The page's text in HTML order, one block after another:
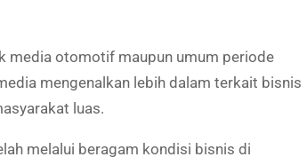
media otomotif maupun umum periode
mengenalkan lebih dalam terkait bisnis
luas.
melalui beragam kondisi bisnis di